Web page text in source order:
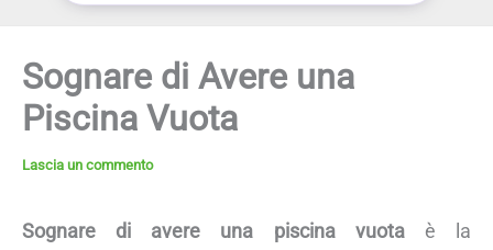
Sognare di Avere una
Piscina Vuota
Lascia un commento
Sognare di avere una piscina vuotaè la